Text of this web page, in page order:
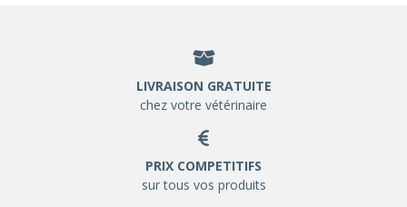
LIVRAISON GRATUITE
chez votre vétérinaire
PRIX COMPETITIFS
sur tous vos produits